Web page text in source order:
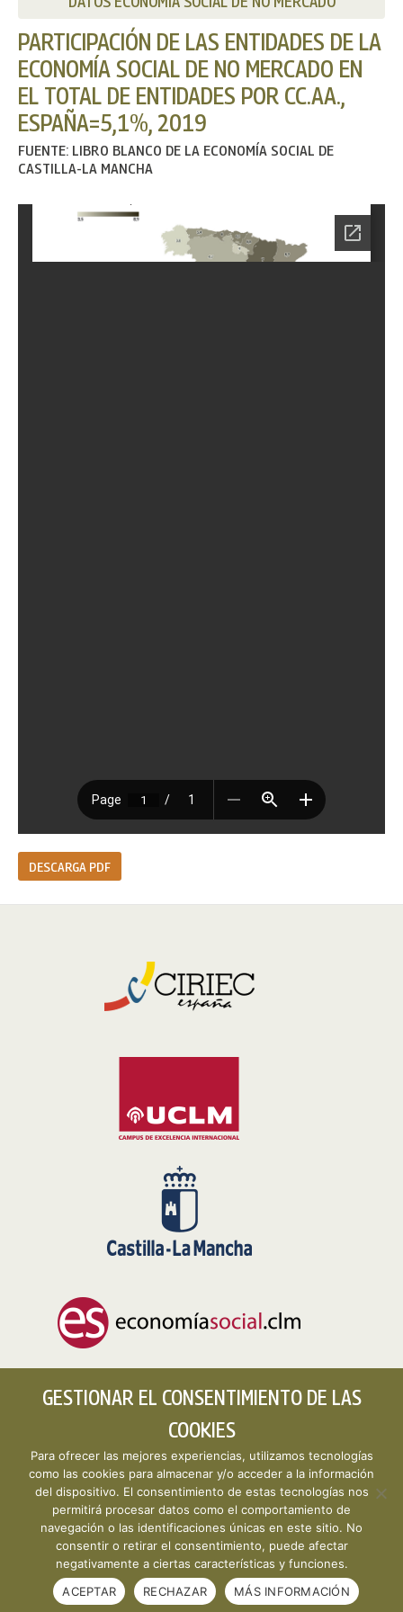
PARTICIPACIÓN DE LAS ENTIDADES DE LA
ECONOMÍA SOCIAL DE NO MERCADO EN
EL TOTAL DE ENTIDADES POR CC.AA.,
ESPAÑA=5,1%, 2019
FUENTE: LIBRO BLANCO DE LA ECONOMÍA SOCIAL DE
CASTILLA-LA MANCHA
DESCARGA PDF
Copyright © 2026 CLMESTAT :: Portal Estadístico de la
Economía Social de Castilla-La Mancha ·Aviso legal y
política de privacidad·Política de cookies · Desarrollo
web:Visualco
GESTIONAR EL CONSENTIMIENTO DE LAS
COOKIES
Para ofrecer las mejores experiencias, utilizamos tecnologías
como las cookies para almacenar y/o acceder a la información
del dispositivo. El consentimiento de estas tecnologías nos
permitirá procesar datos como el comportamiento de
navegación o las identificaciones únicas en este sitio. No
consentir o retirar el consentimiento, puede afectar
negativamente a ciertas características y funciones.
ACEPTAR
RECHAZAR MÁS INFORMACIÓN